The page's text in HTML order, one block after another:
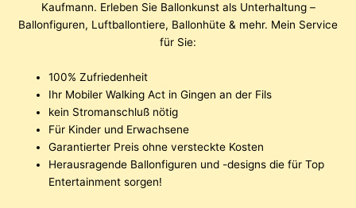
Kaufmann. Erleben Sie Ballonkunst als Unterhaltung –
Ballonfiguren, Luftballontiere, Ballonhüte & mehr. Mein Service
für Sie:
100% Zufriedenheit
Ihr Mobiler Walking Act in Gingen an der Fils
kein Stromanschluß nötig
Für Kinder und Erwachsene
Garantierter Preis ohne versteckte Kosten
Herausragende Ballonfiguren und -designs die für Top
Entertainment sorgen!